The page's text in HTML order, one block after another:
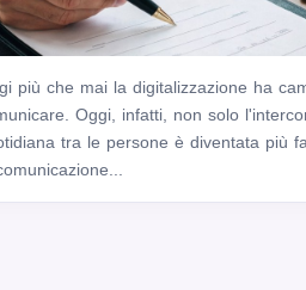
più che mai la digitalizzazione ha
Oggi, infatti, non solo
tra le persone è diventata più